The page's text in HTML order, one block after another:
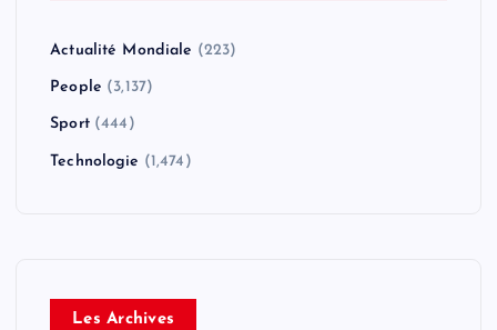
Actualité Mondiale (223)
People (3,137)
Sport(444)
Technologie (1,474)
Les Archives